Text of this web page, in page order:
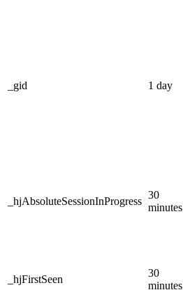
_gid 1 day
_hjAbsoluteSessionInProgress
30
minutes
_hjFirstSeen
30
minutes